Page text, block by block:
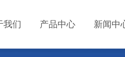
我们 产品中心 新闻中